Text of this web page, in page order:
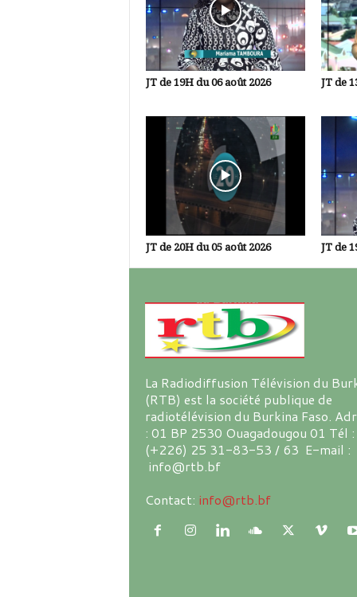
JT de 19H du 06 août 2026 JT de
JT de 20H du 05 août 2026 JT de
La Radiodiffusion Télévision du
(RTB) est la société publique de
radiotélévision du Burkina Faso.
: 01 BP 2530 Ouagadougou 01 Tél :
(+226) 25 31-83-53 / 63 E-mail :
info@rtb.bf
Contact: info@rtb.bf